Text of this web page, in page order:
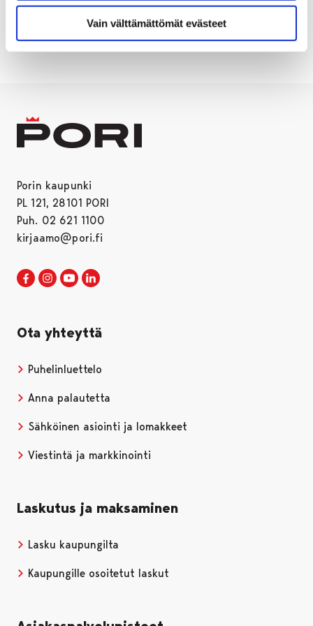
Vain välttämättömät evästeet
LIIKENNE TIETYÖ
Porin kaupunki
PL 121, 28101 PORI
Puh. 02 621 1100
kirjaamo@pori.fi
Porin kaupunki Facebookissa
Avautuu uudessa välilehdessä
Porin kaupunki Instagramissa
Avautuu uudessa välilehdessä
Porin kaupunki Youtubessa
Avautuu uudessa välilehdessä
Ota yhteyttä
Puhelinluettelo
Anna palautetta
Sähköinen asiointi ja lomakkeet
Viestintä ja markkinointi
Laskutus ja maksaminen
Lasku kaupungilta
Kaupungille osoitetut laskut